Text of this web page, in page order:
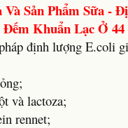
Và Sản Phẩm Sữa
Khuẩn Lạc Ở
định lượng E.coli
và lactoza;
rennet;